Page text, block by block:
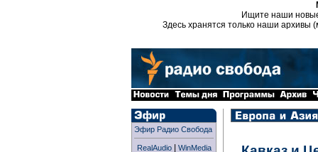
Ищите наши
Здесь хранятся только наши архивы
Эфир Радио Свобода
RealAudio| WinMedia